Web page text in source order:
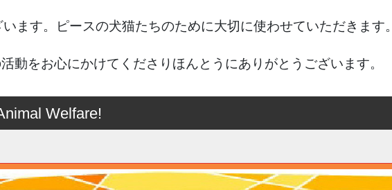
ます。ピースの犬猫たちのために大切に使わせていただきます。
動をお心にかけてくださりほんとうにありがとうございます。
Welfare!